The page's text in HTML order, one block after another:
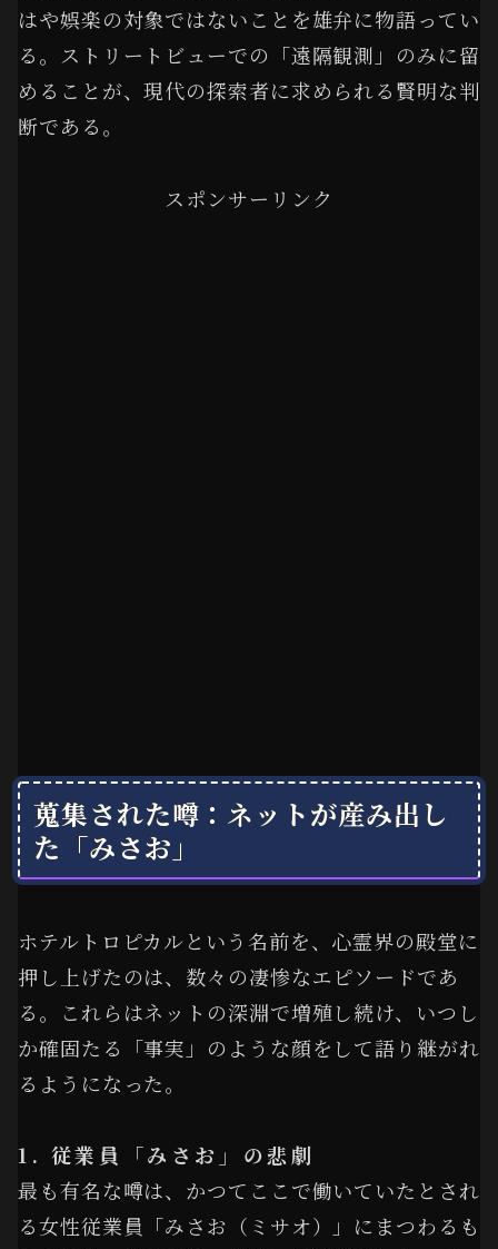
はや娯楽の対象ではないことを雄弁に物語ってい
る。ストリートビューでの「遠隔観測」のみに留
めることが、現代の探索者に求められる賢明な判
断である。
スポンサーリンク
蒐集された噂：ネットが産み出し
た「みさお」
ホテルトロピカルという名前を、心霊界の殿堂に
押し上げたのは、数々の凄惨なエピソードであ
る。これらはネットの深淵で増殖し続け、いつし
か確固たる「事実」のような顔をして語り継がれ
るようになった。
1. 従業員「みさお」の悲劇
最も有名な噂は、かつてここで働いていたとされ
る女性従業員「みさお（ミサオ）」にまつわるも